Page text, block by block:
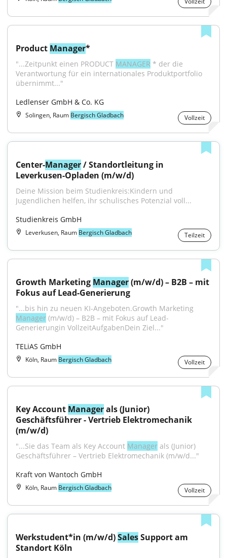
Product Manager*
"...Zeitpunkt einen PRODUCT MANAGER * der die
Verantwortung für ein internationales Produktportfolio
übernimmt..."
Ledlenser GmbH & Co. KG
Solingen, Raum Bergisch Gladbach Vollzeit
Center-Manager / Standortleitung in
Leverkusen-Opladen (m/w/d)
Deine Mission beim Studienkreis:Kindern und
Jugendlichen helfen, ihr schulisches Potenzial voll...
Studienkreis GmbH
Leverkusen, Raum Bergisch Gladbach Teilzeit
Growth Marketing Manager (m/w/d) – B2B – mit
Fokus auf Lead-Generierung
Manager (m/w/d) – B2B – mit Fokus auf Lead-
Generierungin VollzeitAufgabenDein Ziel..."
TELiAS GmbH
Köln, Raum Bergisch Gladbach Vollzeit
Key Account Manager als (Junior)
Geschäftsführer - Vertrieb Elektromechanik
(m/w/d)
"...Sie das Team als Key Account Manager als (Junior)
Geschäftsführer – Vertrieb Elektromechanik (m/w/d..."
Kraft von Wantoch GmbH
Köln, Raum Bergisch Gladbach Vollzeit
Werkstudent*in (m/w/d) Sales Support am
Standort Köln